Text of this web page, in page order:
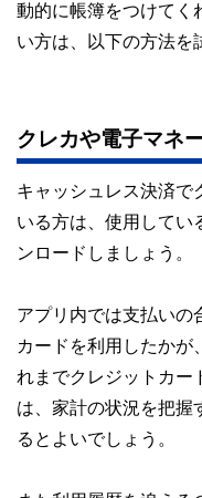
動的に帳簿をつけてく
い方は、以下の方法を
クレカや電子マネ
キャッシュレス決済で
いる方は、使用してい
ンロードしましょう。
アプリ内では支払いの
カードを利用したかが
れまでクレジットカー
は、家計の状況を把握
るとよいでしょう。